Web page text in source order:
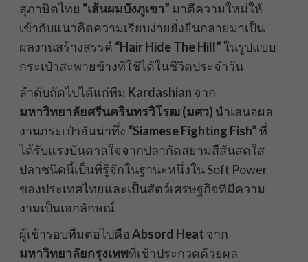
สุภาษิตไทย “เส้นผมบังภูเขา” มาตีความใหม่ให้
เข้ากับแนวคิดความเรียบง่ายยั่งยืนกลายมาเป็น
ผลงานสร้างสรรค์ “Hair Hide The Hill”ในรูปแบบ
กระเป๋าสะพายข้างที่ใช้ได้ในชีวิตประจำวัน
ลำดับถัดไปได้แก่ทีม Kardashian จาก
มหาวิทยาลัยศรีนครินทรวิโรฒ (มศว) นำเสนอผล
งานกระเป๋าอันน่าทึ่ง “Siamese Fighting Fish”ที่
ได้รับแรงบันดาลใจจากปลากัดสยามสีสันสดใส
ปลาชนิดนี้เป็นที่รู้จักในฐานะหนึ่งใน Soft Power
ของประเทศไทยและเป็นสัตว์เศรษฐกิจที่มีความ
งามเป็นเอกลักษณ์
ผู้เข้ารอบทีมต่อไปคือ Absord Heat จาก
มหาวิทยาลัยกรุงเทพที่เข้าประกวดด้วยผล